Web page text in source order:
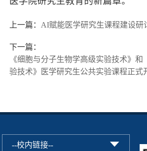
上一篇： AI赋能医学研究生课程建设研
下一篇：
《细胞与分子生物学高级实验技术》和
验技术》医学研究生公共实验课程正式